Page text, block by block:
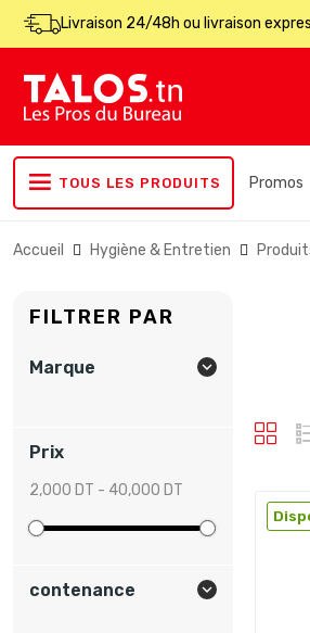
Livraison 24/48h ou livraison
TOUS LES PRODUITS Promos
Accueil Hygiène & Entretien
FILTRER PAR
Marque 
Prix
2,000 DT - 40,000 DT
contenance 